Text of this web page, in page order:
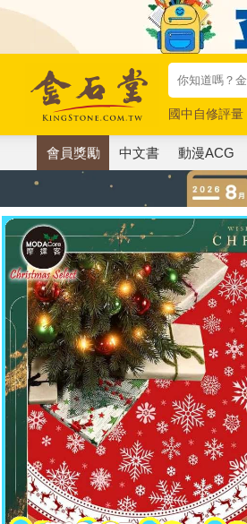
國中自修評量
唯紅花綻放
會員獎勵 中文書 動漫ACG